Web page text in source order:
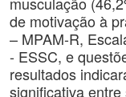
de motivação à
– MPAM-R,
- ESSC, e
resultados
significativa